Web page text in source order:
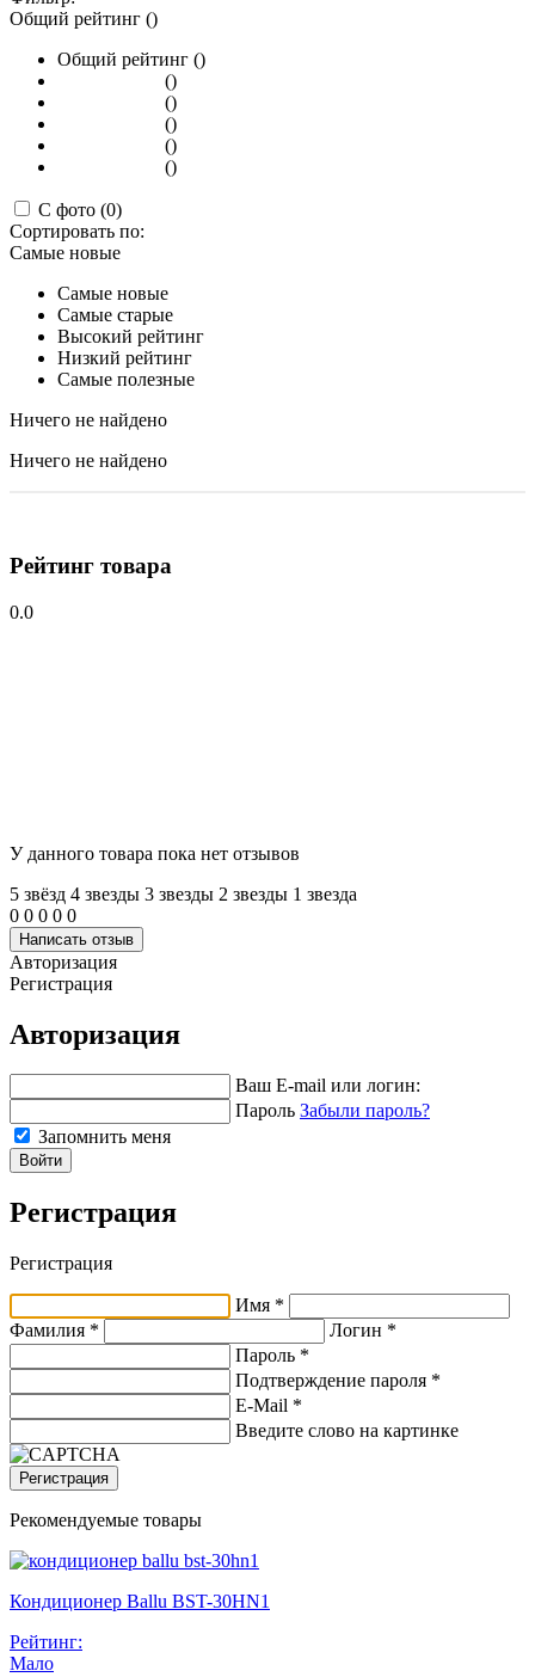
Общий рейтинг ()
Общий рейтинг ()
()
()
()
()
()
С фото (0)
Сортировать по:
Самые новые
Самые новые
Самые старые
Высокий рейтинг
Низкий рейтинг
Самые полезные
Ничего не найдено
Ничего не найдено
Рейтинг товара
0.0
У данного товара пока нет отзывов
5 звёзд 4 звeзды 3 звeзды 2 звeзды 1 звeзда
0 0 0 0 0
Написать отзыв
Авторизация
Регистрация
Авторизация
Ваш E-mail или логин:
Пароль Забыли пароль?
Запомнить меня
Войти
Регистрация
Регистрация
Имя *
Фамилия *
Логин *
Пароль *
Подтверждение пароля *
E-Mail *
Введите слово на картинке
Регистрация
Рекомендуемые товары
Кондиционер Ballu BST-30HN1
Рейтинг:
Мало